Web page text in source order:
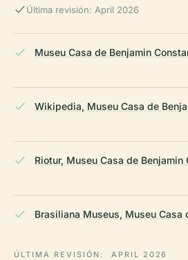
Última revisión: April 2026
Museu Casa de Benjamin
Wikipedia, Museu Casa de
Riotur, Museu Casa de Benjamin
Brasiliana Museus, Museu Casa
ÚLTIMA REVISIÓN: APRIL 2026